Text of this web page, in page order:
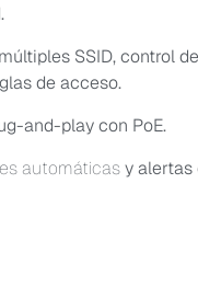
SSID, control
de acceso.
and-play con PoE.
automáticasy alertas